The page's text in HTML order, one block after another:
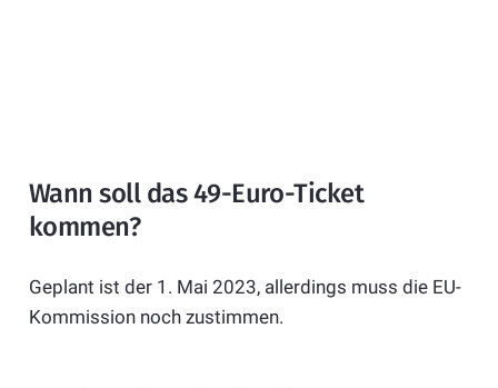
Wann soll das 49-Euro-Ticket
kommen?
Geplant ist der 1. Mai 2023, allerdings muss die EU-
Kommission noch zustimmen.